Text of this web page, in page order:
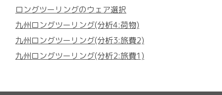
ロングツーリングのウェア選択
九州ロングツーリング(分析4:荷物)
九州ロングツーリング(分析3:旅費2)
九州ロングツーリング(分析2:旅費1)